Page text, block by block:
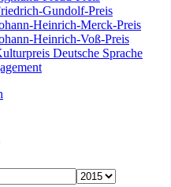
Gundolf-Preis
Heinrich-Merck-Preis
Heinrich-Voß-Preis
Deutsche Sprache